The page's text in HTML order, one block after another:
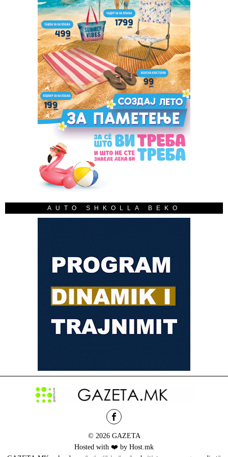
AUTO SHKOLLA BEKO
© 2026 GAZETA
Hosted with ❤️ by Host.mk